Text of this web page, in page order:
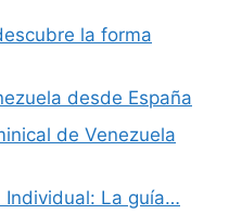
la forma
desde España
de Venezuela
Individual: La guía…